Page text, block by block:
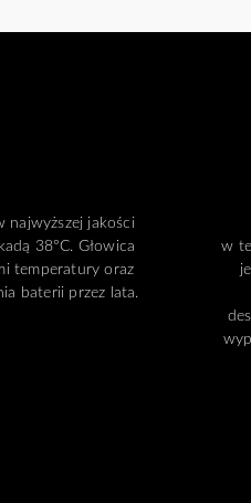
najwyższej jakości
38°C. Głowica
temperatury oraz
baterii przez lata.
w